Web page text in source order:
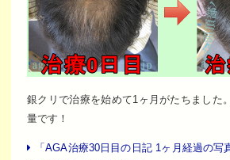
銀クリで治療を始めて1ヶ月がたちました
量です！
「AGA治療30日目の日記 1ヶ月経過の写